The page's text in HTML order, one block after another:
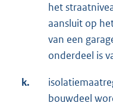
het
aansluit op
van een
onderdeel is
k.
bouwdeel